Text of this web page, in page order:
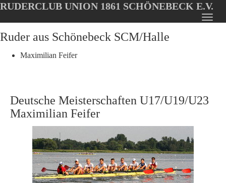
Oops, an error occurred! Code: 2026080817534065f2bb52
to
RUDERCLUB UNION 1861 SCHÖNEBECK E.V.
Ruder aus Schönebeck SCM/Halle
Maximilian Feifer
Deutsche Meisterschaften U17/U19/U23
Maximilian Feifer